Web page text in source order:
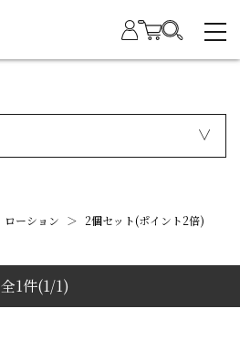
ローション ＞ 2個セット(ポイント2倍)
全1件(1/1)